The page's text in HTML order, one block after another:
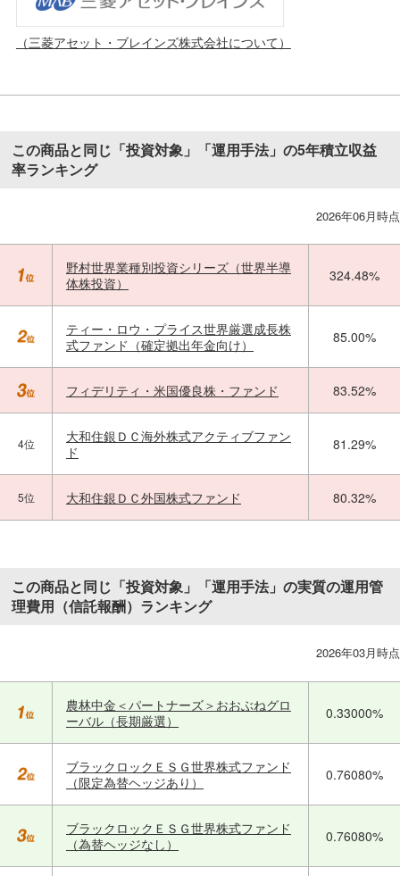
（三菱アセット・ブレインズ株式会社について）
この商品と同じ「投資対象」「運用手法」の5年積立収益
率ランキング
2026年06月時点
野村世界業種別投資シリーズ（世界半導
体株投資）
324.48%
ティー・ロウ・プライス世界厳選成長株
式ファンド（確定拠出年金向け）
85.00%
フィデリティ・米国優良株・ファンド 83.52%
4位
大和住銀ＤＣ海外株式アクティブファン
ド
81.29%
5位 大和住銀ＤＣ外国株式ファンド 80.32%
この商品と同じ「投資対象」「運用手法」の実質の運用管
理費用（信託報酬）ランキング
2026年03月時点
農林中金＜パートナーズ＞おおぶねグロ
ーバル（長期厳選）
0.33000%
ブラックロックＥＳＧ世界株式ファンド
（限定為替ヘッジあり）
0.76080%
ブラックロックＥＳＧ世界株式ファンド
（為替ヘッジなし）
0.76080%